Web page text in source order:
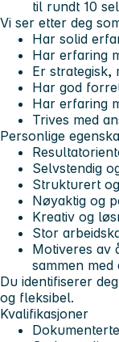
til rundt 10
Vi ser etter deg
Har solid
Har erfaring
Er strategisk,
Har god
Har erfaring
Trives med
Personlige
Selvstendig
Strukturert
Nøyaktig og
Kreativ og
Stor
Motiveres av
sammen med
Du identifiserer
og fleksibel.
Kvalifikasjoner